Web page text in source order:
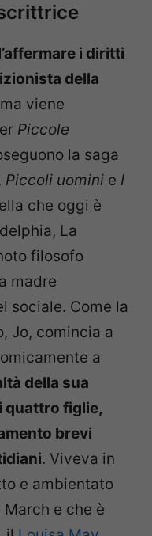
i diritti
della
viene
Piccole
la saga
, Piccoli uomini e I
che oggi è
La
filosofo
madre
sociale. Come la
Jo, comincia a
a
della sua
quattro figlie,
brevi
. Viveva in
e ambientato
e che è